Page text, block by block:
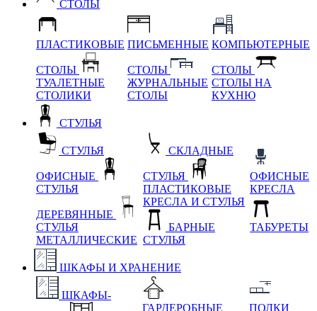
СТОЛЫ
ПЛАСТИКОВЫЕ
СТОЛЫ
ТУАЛЕТНЫЕ
СТОЛИКИ
ПИСЬМЕННЫЕ
СТОЛЫ
ЖУРНАЛЬНЫЕ
СТОЛЫ
КОМПЬЮТЕРНЫЕ
СТОЛЫ
СТОЛЫ НА
КУХНЮ
СТУЛЬЯ
СТУЛЬЯ
ОФИСНЫЕ
СТУЛЬЯ
ДЕРЕВЯННЫЕ
СТУЛЬЯ
МЕТАЛЛИЧЕСКИЕ
СКЛАДНЫЕ
СТУЛЬЯ
ПЛАСТИКОВЫЕ
КРЕСЛА И СТУЛЬЯ
БАРНЫЕ
СТУЛЬЯ
ОФИСНЫЕ
КРЕСЛА
ТАБУРЕТЫ
ШКАФЫ И ХРАНЕНИЕ
ШКАФЫ-
ГАРДЕРОБНЫЕ
ПОЛКИ